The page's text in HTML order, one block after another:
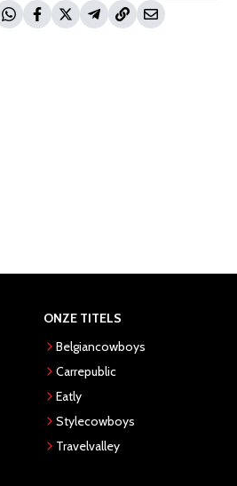
ONZE TITELS
Belgiancowboys
Carrepublic
Eatly
Stylecowboys
Travelvalley